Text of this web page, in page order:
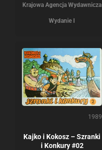
Krajowa Agencja Wydawnicza
Wydanie I
1989
Kajko i Kokosz – Szranki
i Konkury #02